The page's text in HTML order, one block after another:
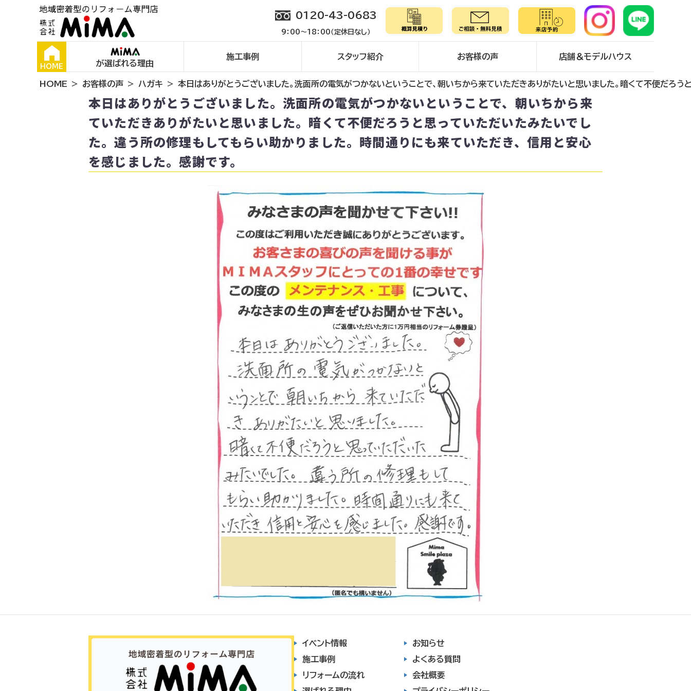
0120-43-0683
9：00～18：00（定休日なし）
HOME が選ばれる理由
施工事例 スタッフ紹介 お客様の声 店舗＆モデルハウス
HOME お客様の声 ハガキ 本日はありがとうございました。洗面所の電気がつかないということで、朝いちから来ていただきありがたいと思いました。暗くて不便だろ
本日はありがとうございました。洗面所の電気がつかないということで、朝いちから来
ていただきありがたいと思いました。暗くて不便だろうと思っていただいたみたいでし
た。違う所の修理もしてもらい助かりました。時間通りにも来ていただき、信用と安心
を感じました。感謝です。
イベント情報
施工事例
リフォームの流れ
お知らせ
よくある質問
会社概要